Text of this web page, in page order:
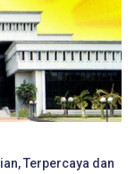
Terpercaya dan